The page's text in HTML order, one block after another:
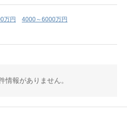
万円
4000～6000万円
情報がありません。